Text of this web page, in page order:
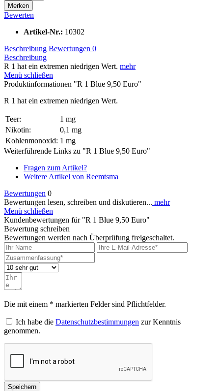
Merken
Bewerten
Artikel-Nr.: 10302
Beschreibung Bewertungen 0
Beschreibung
R 1 hat ein extremen niedrigen Wert. mehr
Menü schließen
Produktinformationen "R 1 Blue 9,50 Euro"
R 1 hat ein extremen niedrigen Wert.
Teer:
1 mg
Nikotin:
0,1 mg
Kohlenmonoxid: 1 mg
Weiterführende Links zu "R 1 Blue 9,50 Euro"
Fragen zum Artikel?
Weitere Artikel von Reemtsma
Bewertungen 0
Bewertungen lesen, schreiben und diskutieren... mehr
Menü schließen
Kundenbewertungen für "R 1 Blue 9,50 Euro"
Bewertung schreiben
Bewertungen werden nach Überprüfung freigeschaltet.
Die mit einem * markierten Felder sind Pflichtfelder.
Ich habe die Datenschutzbestimmungen zur Kenntnis
genommen.
Speichern